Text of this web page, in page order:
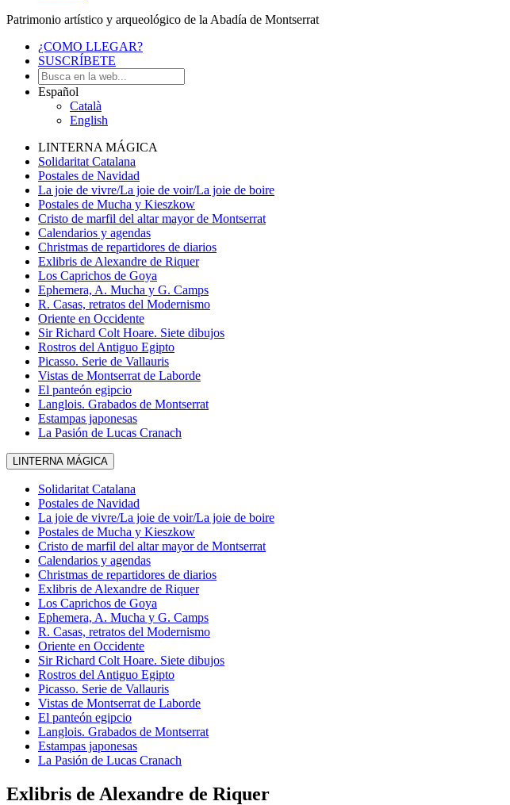
Patrimonio artístico y arqueológico de la Abadía de Montserrat
¿COMO LLEGAR?
SUSCRÍBETE
Español
Català
English
LINTERNA MÁGICA
Solidaritat Catalana
Postales de Navidad
La joie de vivre/La joie de voir/La joie de boire
Postales de Mucha y Kieszkow
Cristo de marfil del altar mayor de Montserrat
Calendarios y agendas
Christmas de repartidores de diarios
Exlibris de Alexandre de Riquer
Los Caprichos de Goya
Ephemera, A. Mucha y G. Camps
R. Casas, retratos del Modernismo
Oriente en Occidente
Sir Richard Colt Hoare. Siete dibujos
Rostros del Antiguo Egipto
Picasso. Serie de Vallauris
Vistas de Montserrat de Laborde
El panteón egipcio
Langlois. Grabados de Montserrat
Estampas japonesas
La Pasión de Lucas Cranach
LINTERNA MÁGICA
Solidaritat Catalana
Postales de Navidad
La joie de vivre/La joie de voir/La joie de boire
Postales de Mucha y Kieszkow
Cristo de marfil del altar mayor de Montserrat
Calendarios y agendas
Christmas de repartidores de diarios
Exlibris de Alexandre de Riquer
Los Caprichos de Goya
Ephemera, A. Mucha y G. Camps
R. Casas, retratos del Modernismo
Oriente en Occidente
Sir Richard Colt Hoare. Siete dibujos
Rostros del Antiguo Egipto
Picasso. Serie de Vallauris
Vistas de Montserrat de Laborde
El panteón egipcio
Langlois. Grabados de Montserrat
Estampas japonesas
La Pasión de Lucas Cranach
Exlibris de Alexandre de Riquer